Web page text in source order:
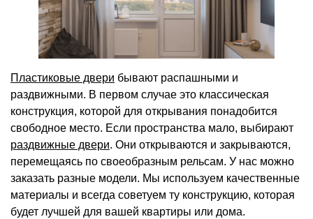
Пластиковые двери бывают распашными и
раздвижными. В первом случае это классическая
конструкция, которой для открывания понадобится
свободное место. Если пространства мало, выбирают
раздвижные двери. Они открываются и закрываются,
перемещаясь по своеобразным рельсам. У нас можно
заказать разные модели. Мы используем качественные
материалы и всегда советуем ту конструкцию, которая
будет лучшей для вашей квартиры или дома.